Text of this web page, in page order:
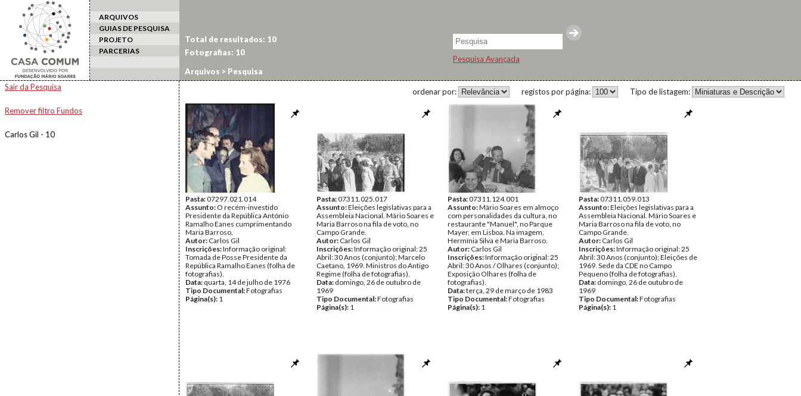
ARQUIVOS
GUIAS DE PESQUISA
PROJETO
PARCERIAS
Pesquisa Avançada
Arquivos > Pesquisa
Sair da Pesquisa
Remover filtro Fundos
Carlos Gil - 10
Total de resultados: 10
Fotografias: 10
Tipo de listagem:
registos por página:
ordenar por:
Pasta:07297.021.014
Assunto: O recém-investido
Presidente da República António
Ramalho Eanes cumprimentando
Maria Barroso.
Autor: Carlos Gil
Inscrições:Informação original:
Tomada de Posse Presidente da
República Ramalho Eanes (folha de
fotografias).
Data: quarta, 14 de julho de 1976
Tipo Documental:Fotografias
Página(s): 1
Pasta:07311.025.017
Assunto:Eleições legislativas para a
Assembleia Nacional. Mário Soares e
Maria Barroso na fila de voto, no
Campo Grande.
Autor: Carlos Gil
Inscrições:Informação original: 25
Abril: 30 Anos (conjunto); Marcelo
Caetano, 1969. Ministros do Antigo
Regime (folha de fotografias).
Data: domingo, 26 de outubro de
1969
Tipo Documental:Fotografias
Página(s): 1
Pasta:07311.124.001
Assunto:Mário Soares em almoço
com personalidades da cultura, no
restaurante "Manuel", no Parque
Mayer, em Lisboa. Na imagem,
Hermínia Silva e Maria Barroso.
Autor: Carlos Gil
Inscrições:Informação original: 25
Abril: 30 Anos / Olhares (conjunto);
Exposição Olhares (folha de
fotografias).
Data:terça, 29 de março de 1983
Tipo Documental:Fotografias
Página(s): 1
Pasta:07311.059.013
Assunto:Eleições legislativas para a
Assembleia Nacional. Mário Soares e
Maria Barroso na fila de voto, no
Campo Grande.
Autor: Carlos Gil
Inscrições:Informação original: 25
Abril: 30 Anos (conjunto); Eleições de
1969. Sede da CDE no Campo
Pequeno (folha de fotografias).
Data: domingo, 26 de outubro de
1969
Tipo Documental:Fotografias
Página(s): 1